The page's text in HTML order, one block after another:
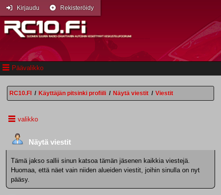
Päävalikko
Kirjaudu Rekisteröidy
RC10.FI / Käyttäjän pitsinki profiili / Näytä viestit / Viestit
valikko
Näytä viestit
Tämä jakso sallii sinun katsoa tämän jäsenen kaikkia viestejä.
Huomaa, että näet vain niiden alueiden viestit, joihin sinulla on nyt
pääsy.